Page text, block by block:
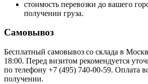
стоимость перевозки до вашего
получении груза.
Самовывоз
Бесплатный самовывоз со склада в
18:00. Перед визитом рекомендуется
по телефону +7 (495) 740-00-59. Оплата
получении.